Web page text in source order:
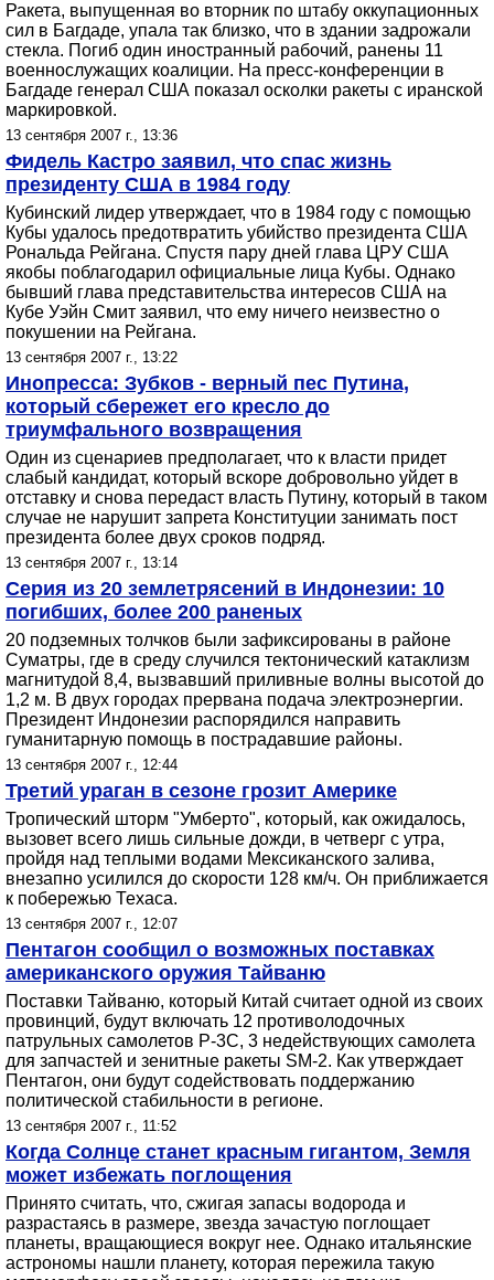
Ракета, выпущенная во вторник по штабу оккупационных
сил в Багдаде, упала так близко, что в здании задрожали
стекла. Погиб один иностранный рабочий, ранены 11
военнослужащих коалиции. На пресс-конференции в
Багдаде генерал США показал осколки ракеты с иранской
маркировкой.
13 сентября 2007 г., 13:36
Фидель Кастро заявил, что спас жизнь
президенту США в 1984 году
Кубинский лидер утверждает, что в 1984 году с помощью
Кубы удалось предотвратить убийство президента США
Рональда Рейгана. Спустя пару дней глава ЦРУ США
якобы поблагодарил официальные лица Кубы. Однако
бывший глава представительства интересов США на
Кубе Уэйн Смит заявил, что ему ничего неизвестно о
покушении на Рейгана.
13 сентября 2007 г., 13:22
Инопресса: Зубков - верный пес Путина,
который сбережет его кресло до
триумфального возвращения
Один из сценариев предполагает, что к власти придет
слабый кандидат, который вскоре добровольно уйдет в
отставку и снова передаст власть Путину, который в таком
случае не нарушит запрета Конституции занимать пост
президента более двух сроков подряд.
13 сентября 2007 г., 13:14
Серия из 20 землетрясений в Индонезии: 10
погибших, более 200 раненых
20 подземных толчков были зафиксированы в районе
Суматры, где в среду случился тектонический катаклизм
магнитудой 8,4, вызвавший приливные волны высотой до
1,2 м. В двух городах прервана подача электроэнергии.
Президент Индонезии распорядился направить
гуманитарную помощь в пострадавшие районы.
13 сентября 2007 г., 12:44
Третий ураган в сезоне грозит Америке
Тропический шторм "Умберто", который, как ожидалось,
вызовет всего лишь сильные дожди, в четверг с утра,
пройдя над теплыми водами Мексиканского залива,
внезапно усилился до скорости 128 км/ч. Он приближается
к побережью Техаса.
13 сентября 2007 г., 12:07
Пентагон сообщил о возможных поставках
американского оружия Тайваню
Поставки Тайваню, который Китай считает одной из своих
провинций, будут включать 12 противолодочных
патрульных самолетов P-3C, 3 недействующих самолета
для запчастей и зенитные ракеты SM-2. Как утверждает
Пентагон, они будут содействовать поддержанию
политической стабильности в регионе.
13 сентября 2007 г., 11:52
Когда Солнце станет красным гигантом, Земля
может избежать поглощения
Принято считать, что, сжигая запасы водорода и
разрастаясь в размере, звезда зачастую поглощает
планеты, вращающиеся вокруг нее. Однако итальянские
астрономы нашли планету, которая пережила такую